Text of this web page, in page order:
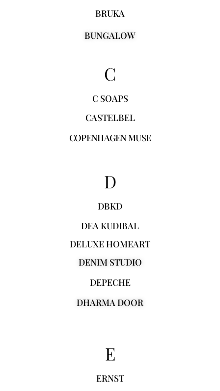
BRUKA
BUNGALOW
C
C SOAPS
CASTELBEL
COPENHAGEN MUSE
D
DBKD
DEA KUDIBAL
DELUXE HOMEART
DENIM STUDIO
DEPECHE
DHARMA DOOR
E
ERNST